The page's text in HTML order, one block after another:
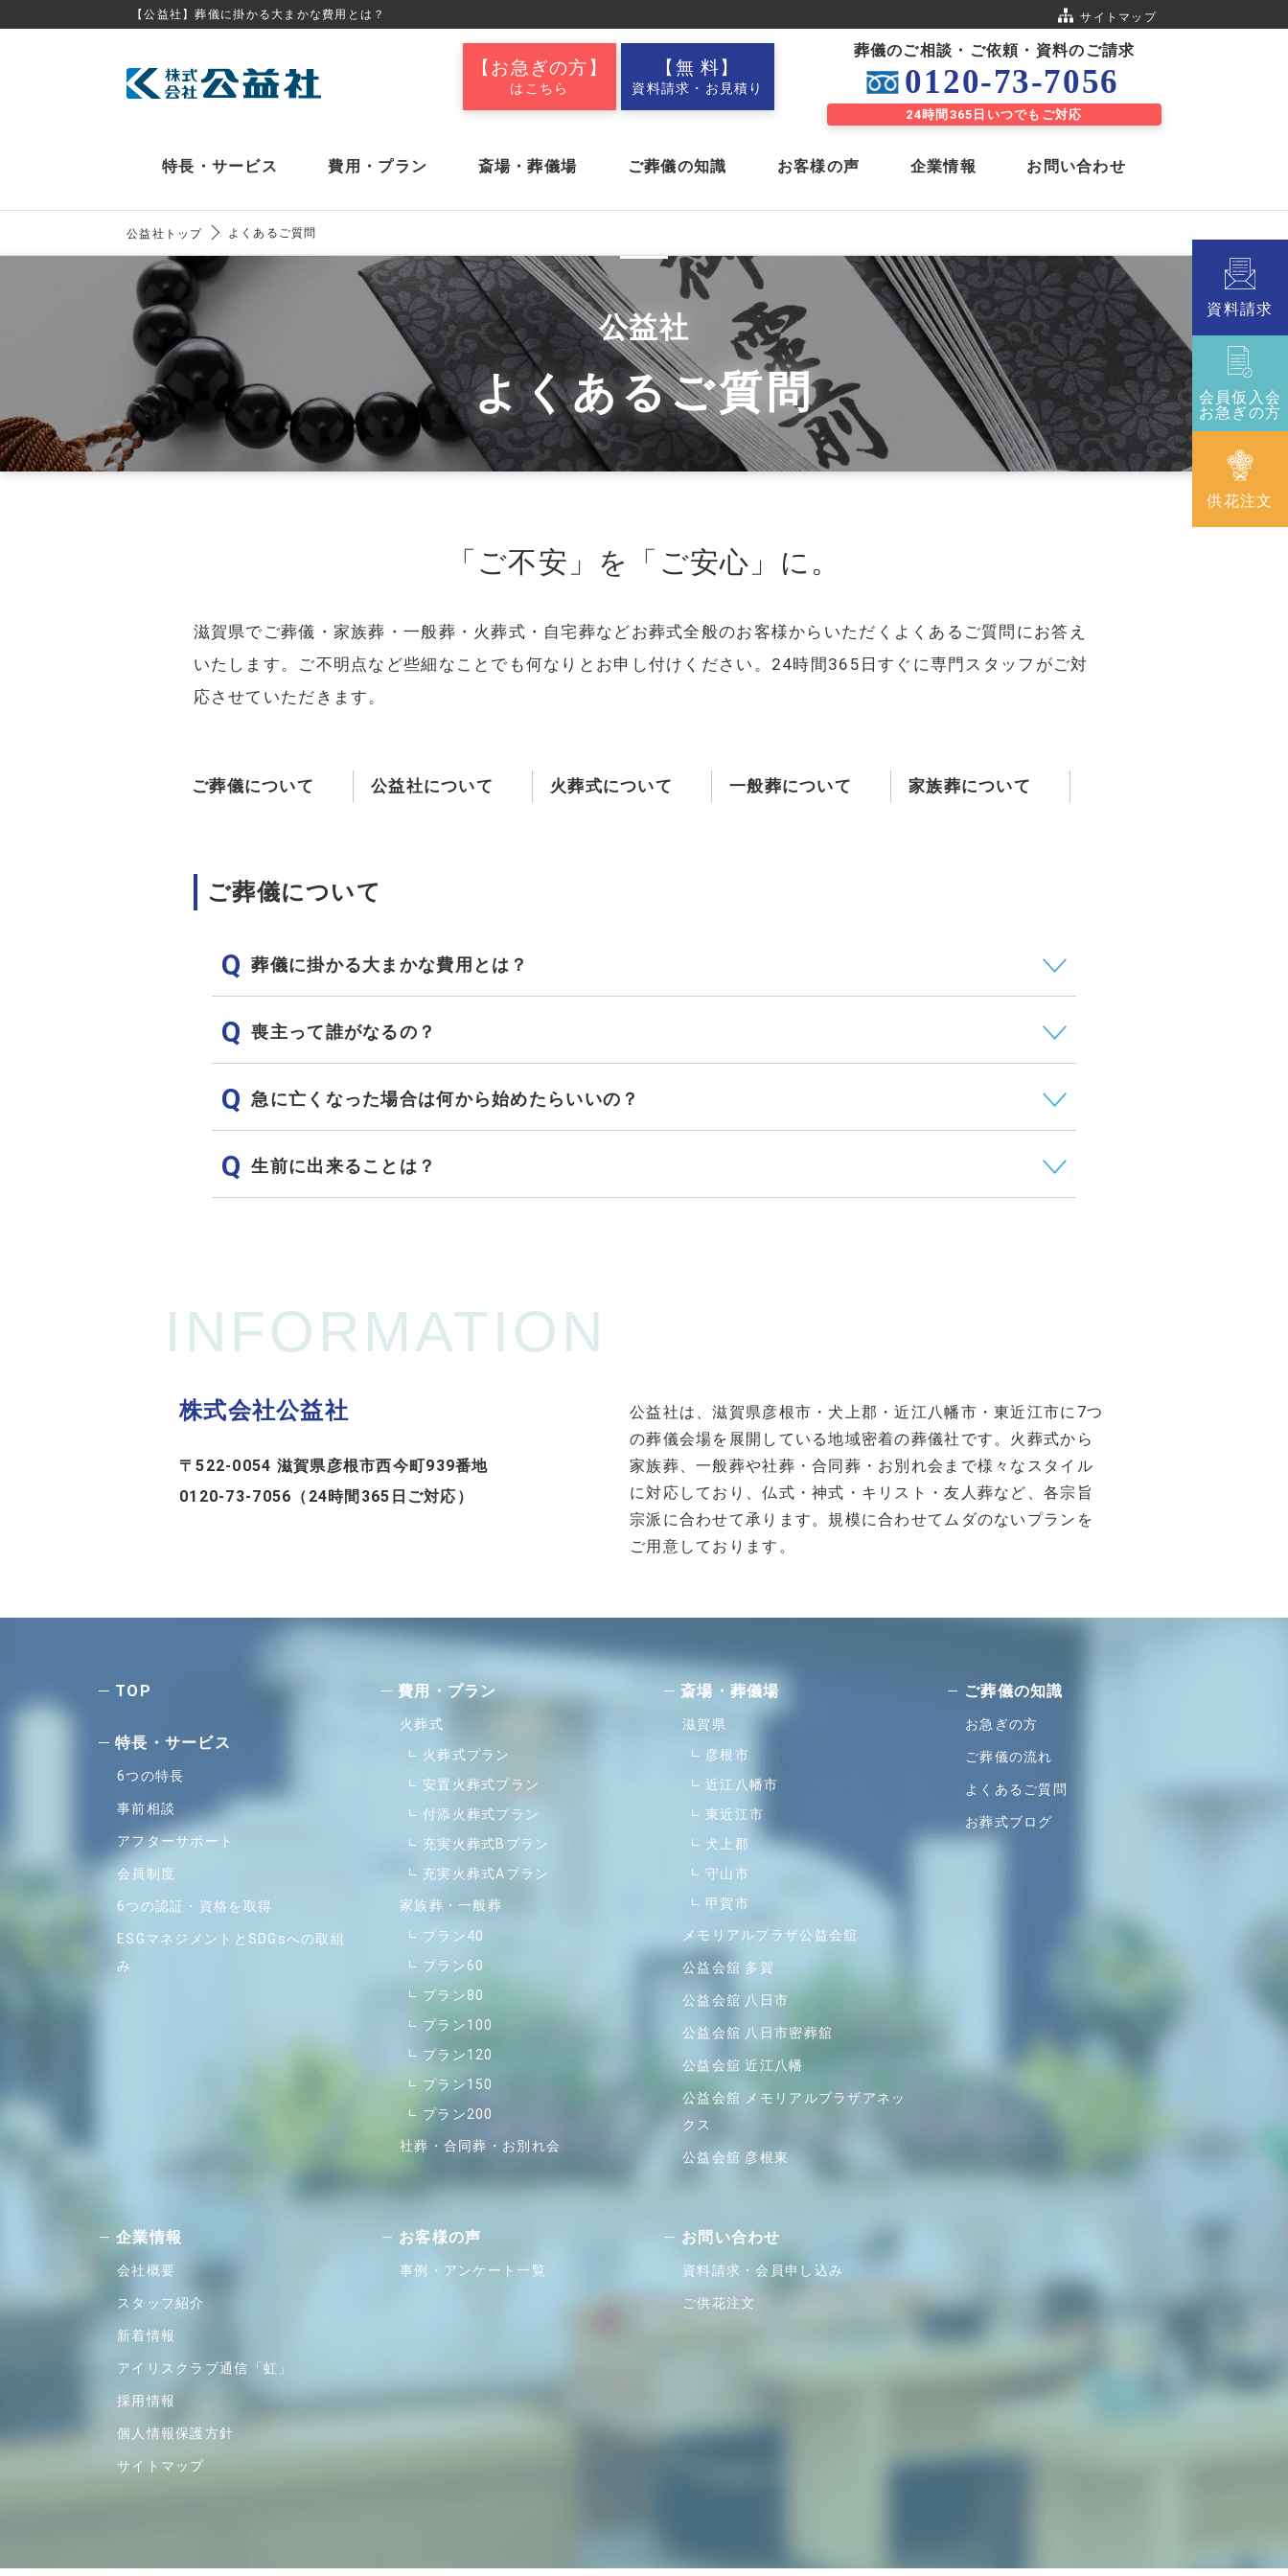
【公益社】葬儀に掛かる大まかな費用とは？ サイトマップ
【お急ぎの方】
はこちら
【無 料】
資料請求・お見積り
葬儀のご相談・ご依頼・資料のご請求
0120-73-7056
24時間365⽇いつでもご対応
特長・サービス
6つの特長 事前相談 アフターサポート 会員制度 6つの認証・資格を取得
費用・プラン
家族葬・一般葬
社葬・合同葬・お別れ会
斎場・葬儀場
メモリアルプラザ
公益会舘
公益会舘
メモリアルプラザ
アネックス
公益会舘 彦根東 公益会舘 多賀 公益会舘 八日市 公益会舘 近江八幡
ご葬儀の知識
よくあるご質問 ご葬儀の流れ
お葬式ブログ
お客様の声 企業情報
会社概要 スタッフ紹介
アイリスクラブ通信「虹」
採用情報
新着情報
ご供花注文
お問い合わせ
資料請求
会員仮入会
お急ぎの方
供花注文
公益社トップ よくあるご質問
公益社
よくあるご質問
「ご不安」を「ご安⼼」に。
滋賀県でご葬儀・家族葬・一般葬・火葬式・自宅葬などお葬式全般のお客様からいただくよくあるご質問にお答え
いたします。ご不明点など些細なことでも何なりとお申し付けください。24時間365日すぐに専門スタッフがご対
応させていただきます。
ご葬儀について 公益社について 火葬式について 一般葬について 家族葬について
ご葬儀について
葬儀に掛かる大まかな費用とは？
喪主って誰がなるの？
急に亡くなった場合は何から始めたらいいの？
生前に出来ることは？
INFORMATION
株式会社公益社
〒522-0054 滋賀県彦根市西今町939番地
0120-73-7056（24時間365日ご対応）
公益社は、滋賀県彦根市・犬上郡・近江八幡市・東近江市に7つ
の葬儀会場を展開している地域密着の葬儀社です。火葬式から
家族葬、一般葬や社葬・合同葬・お別れ会まで様々なスタイル
に対応しており、仏式・神式・キリスト・友人葬など、各宗旨
宗派に合わせて承ります。規模に合わせてムダのないプランを
ご用意しております。
TOP
特⻑・サービス
6つの特長
事前相談
アフターサポート
会員制度
6つの認証・資格を取得
ESGマネジメントとSDGsへの取組
み
費用・プラン
火葬式
火葬式プラン
安置火葬式プラン
付添火葬式プラン
充実火葬式Bプラン
充実火葬式Aプラン
家族葬・一般葬
プラン40
プラン60
プラン80
プラン100
プラン120
プラン150
プラン200
社葬・合同葬・お別れ会
斎場・葬儀場
滋賀県
彦根市
近江八幡市
東近江市
犬上郡
守山市
甲賀市
メモリアルプラザ公益会舘
公益会舘 多賀
公益会舘 八日市
公益会舘 八日市密葬舘
公益会舘 近江八幡
公益会舘 メモリアルプラザアネッ
クス
公益会舘 彦根東
ご葬儀の知識
お急ぎの方
ご葬儀の流れ
よくあるご質問
お葬式ブログ
企業情報
会社概要
スタッフ紹介
新着情報
アイリスクラブ通信「虹」
採用情報
個人情報保護方針
サイトマップ
お客様の声
事例・アンケート一覧
お問い合わせ
資料請求・会員申し込み
ご供花注文